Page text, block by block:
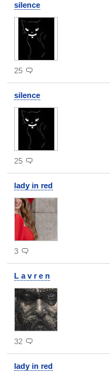
silence
25
silence
25
lady in red
3
L a v r e n
32
lady in red